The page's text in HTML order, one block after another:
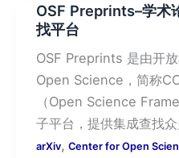
OSF Preprints–学术
找平台
OSF Preprints 是由开
Open Science，简称
（Open Science
子平台，提供集成查找
arXiv, Center for Open